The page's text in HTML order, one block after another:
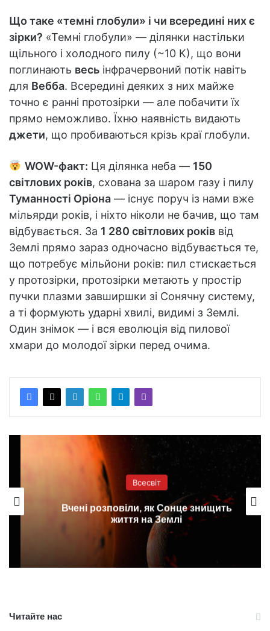
Що таке «темні глобули» і чи всередині них є
зірки? «Темні глобули» — ділянки настільки
щільного і холодного пилу (~10 К), що вони
поглинають весь інфрачервоний потік навіть
для Вебба. Всередині деяких з них майже
точно є ранні протозірки — але побачити їх
прямо неможливо. Їхню наявність видають
джети, що пробиваються крізь краї глобули.
WOW-факт: Ця ділянка неба — 150
світлових років, схована за шаром газу і пилу
Туманності Оріона — існує поруч із нами вже
мільярди років, і ніхто ніколи не бачив, що там
відбувається. За 1 280 світлових років від
Землі прямо зараз одночасно відбувається те,
що потребує мільйони років: пил стискається
у протозірки, протозірки метають у простір
пучки плазми завширшки зі Сонячну систему,
а ті формують ударні хвилі, видимі з Землі.
Один знімок — і вся еволюція від пилової
хмари до молодої зірки перед очима.
Всесвіт
Вчені розповіли, як Сонце знищить
життя на Землі
Читайте нас